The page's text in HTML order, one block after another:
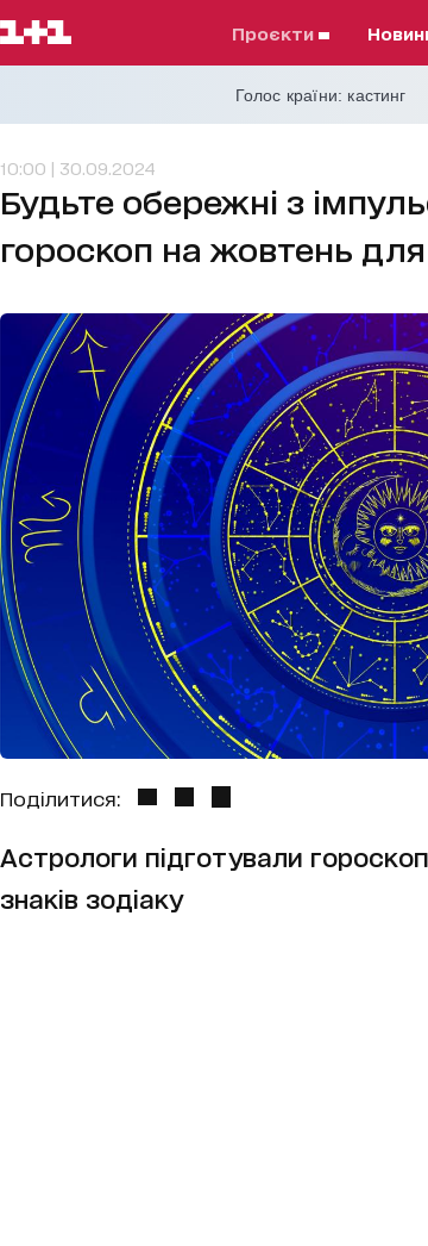
проєкти
Голос країни: кастинг
10:00 | 30.09.2024
Будьте обережні з
гороскоп на жовтень для
Поділитися:
Астрологи підготували
знаків зодіаку